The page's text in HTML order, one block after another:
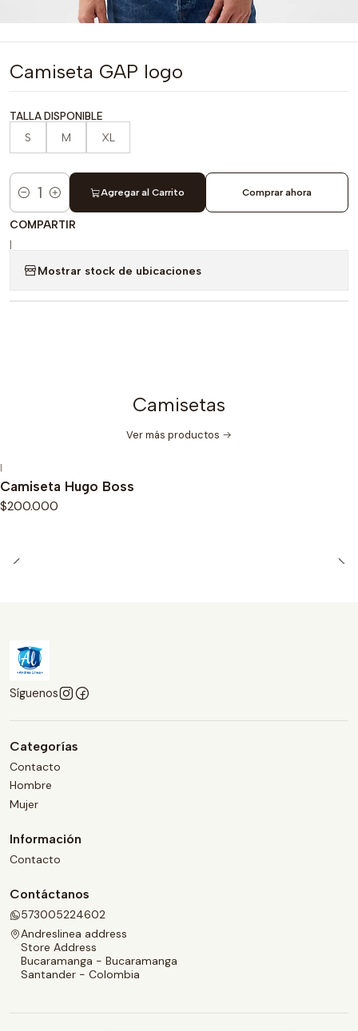
Camiseta GAP logo
TALLA DISPONIBLE
S M XL
Cantidad
Agregar al Carrito Comprar ahora
COMPARTIR
|
Mostrar stock de ubicaciones
Camisetas
Ver más productos
|
Camiseta Hugo Boss
$200.000
Síguenos
Categorías
Contacto
Hombre
Mujer
Información
Contacto
Contáctanos
573005224602
Andreslinea address
Store Address
Bucaramanga - Bucaramanga
Santander - Colombia